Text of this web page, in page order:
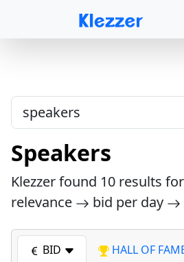
Speakers
Klezzer found 10 results
relevance
bid per day
BID HALL OF